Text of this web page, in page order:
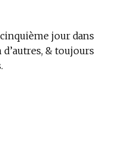
jour dans
& toujours